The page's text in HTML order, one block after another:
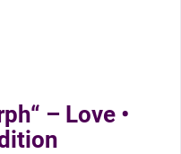
– Love •